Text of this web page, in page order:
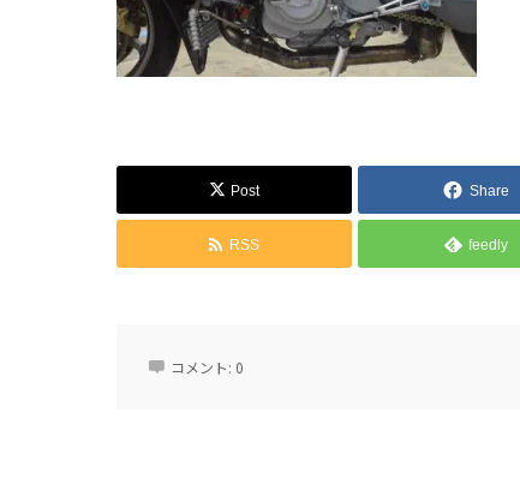
Post Share
RSS feedly
コメント: 0